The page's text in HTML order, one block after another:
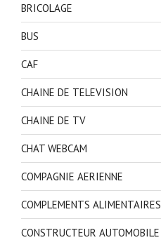
BRICOLAGE
BUS
CAF
CHAINE DE TELEVISION
CHAINE DE TV
CHAT WEBCAM
COMPAGNIE AERIENNE
COMPLEMENTS ALIMENTAIRES
CONSTRUCTEUR AUTOMOBILE